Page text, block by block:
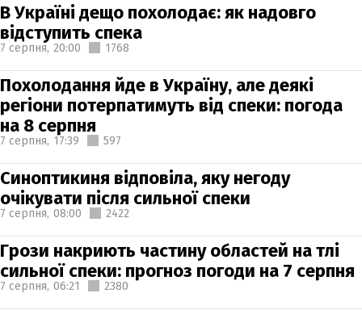
В Україні дещо похолодає: як надовго
відступить спека
7 серпня, 20:00 1768
Похолодання йде в Україну, але деякі
регіони потерпатимуть від спеки: погода
на 8 серпня
7 серпня, 17:39 597
Синоптикиня відповіла, яку негоду
очікувати після сильної спеки
7 серпня, 08:00 2422
Грози накриють частину областей на тлі
сильної спеки: прогноз погоди на 7 серпня
7 серпня, 06:21 2380